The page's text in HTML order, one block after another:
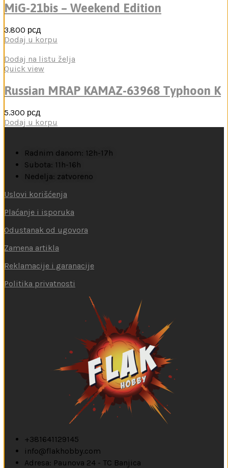
MiG-21bis – Weekend Edition
3.800 рсд
Dodaj u korpu
Dodaj na listu želja
Quick view
Russian MRAP KAMAZ-63968 Typhoon K
5.300 рсд
Dodaj u korpu
Radnim danom: 12h-17h
Subota: 11h-16h
Nedelja: zatvoreno
Uslovi korišćenja
Plaćanje i isporuka
Odustanak od ugovora
Zamena artikla
Reklamacije i garanacije
Politika privatnosti
+381641129145
info@flakhobby.com
Adresa: Paunova 24 - TC Banjica